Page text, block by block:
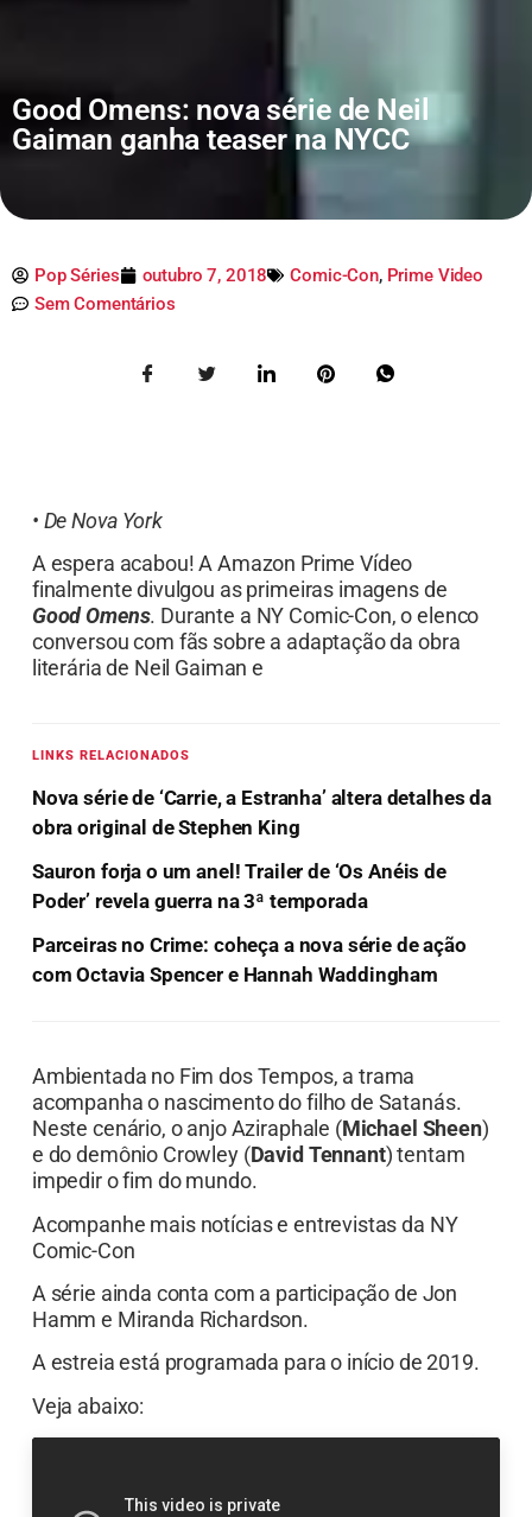
Good Omens: nova série de Neil
Gaiman ganha teaser na NYCC
Pop Séries outubro 7, 2018 Comic-Con, Prime Video
Sem Comentários
• De Nova York
A espera acabou! A Amazon Prime Vídeo
finalmente divulgou as primeiras imagens de
Good Omens. Durante a NY Comic-Con, o elenco
conversou com fãs sobre a adaptação da obra
literária de Neil Gaiman e
LINKS RELACIONADOS
Nova série de ‘Carrie, a Estranha’ altera detalhes da
obra original de Stephen King
Sauron forja o um anel! Trailer de ‘Os Anéis de
Poder’ revela guerra na 3ª temporada
Parceiras no Crime: coheça a nova série de ação
com Octavia Spencer e Hannah Waddingham
Ambientada no Fim dos Tempos, a trama
acompanha o nascimento do filho de Satanás.
Neste cenário, o anjo Aziraphale (Michael Sheen)
e do demônio Crowley (David Tennant) tentam
impedir o fim do mundo.
Acompanhe mais notícias e entrevistas da NY
Comic-Con
A série ainda conta com a participação de Jon
Hamm e Miranda Richardson.
A estreia está programada para o início de 2019.
Veja abaixo: